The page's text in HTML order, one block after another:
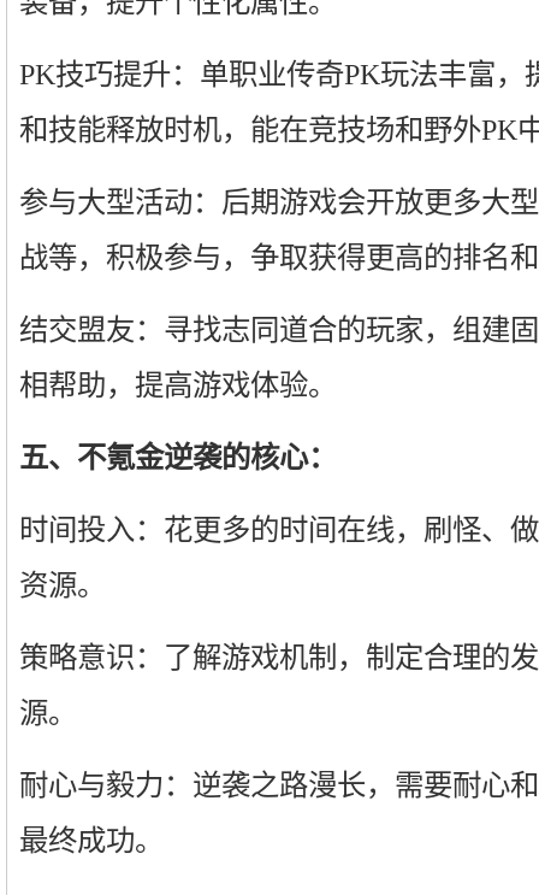
PK技巧提升：单职业传奇PK玩法丰富，
和技能释放时机，能在竞技场和野外PK
参与大型活动：后期游戏会开放更多大
战等，积极参与，争取获得更高的排名
结交盟友：寻找志同道合的玩家，组建
相帮助，提高游戏体验。
五、不氪金逆袭的核心：
时间投入：花更多的时间在线，刷怪、
资源。
策略意识：了解游戏机制，制定合理的
源。
耐心与毅力：逆袭之路漫长，需要耐心
最终成功。